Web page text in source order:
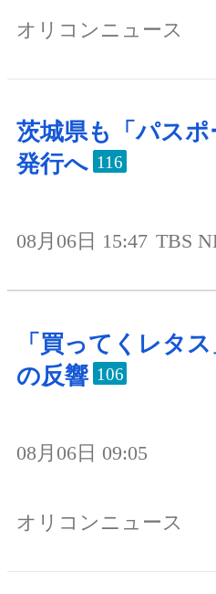
オリコンニュース
茨城県も「パスポ
発行へ 116
08月06日 15:47 TBS
「買ってくレタ
の反響 106
08月06日 09:05
オリコンニュース